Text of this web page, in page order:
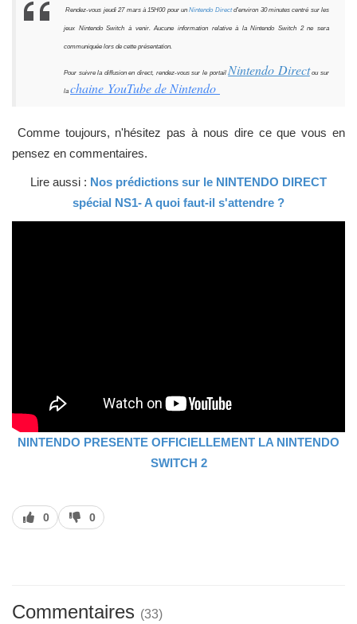
Rendez-vous jeudi 27 mars à 15H00 pour unNintendo Directd'environ 30 minutes centré sur les
jeux Nintendo Switch à venir. Aucune informationrelative à la Nintendo Switch 2 ne sera
communiquée lors de cette présentation.
Pour suivre la diffusion en direct, rendez-vous sur le portailNintendo Directou sur
la chaine YouTube de Nintendo
Comme toujours, n'hésitez pas à nous dire ce que vous en
pensez en commentaires.
Lire aussi : Nos prédictions sur le NINTENDO DIRECT
spécial NS1- A quoi faut-il s'attendre ?
NINTENDO PRESENTE OFFICIELLEMENT LA NINTENDO
SWITCH 2
J’aime
0
J’aime
pas
0
Commentaires (33)